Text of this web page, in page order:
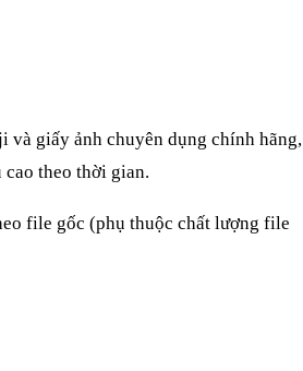
và giấy ảnh chuyên dụng chính hãng,
cao theo thời gian.
file gốc (phụ thuộc chất lượng file